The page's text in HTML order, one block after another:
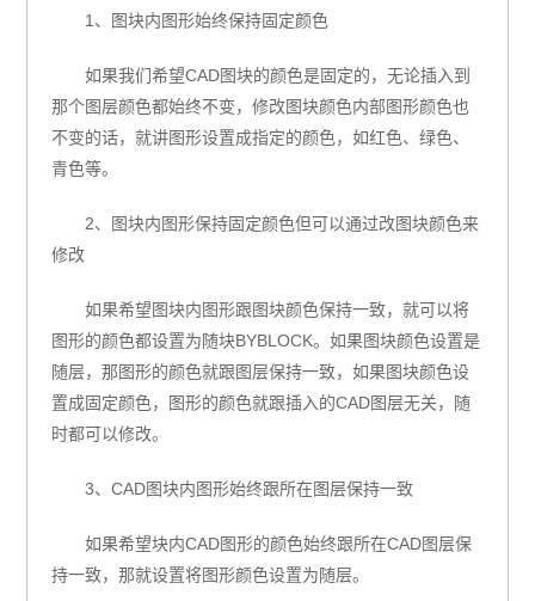
1、图块内图形始终保持固定颜色
如果我们希望CAD图块的颜色是固定的，无论插入到
那个图层颜色都始终不变，修改图块颜色内部图形颜色也
不变的话，就讲图形设置成指定的颜色，如红色、绿色、
青色等。
2、图块内图形保持固定颜色但可以通过改图块颜色来
修改
如果希望图块内图形跟图块颜色保持一致，就可以将
图形的颜色都设置为随块BYBLOCK。如果图块颜色设置是
随层，那图形的颜色就跟图层保持一致，如果图块颜色设
置成固定颜色，图形的颜色就跟插入的CAD图层无关，随
时都可以修改。
3、CAD图块内图形始终跟所在图层保持一致
如果希望块内CAD图形的颜色始终跟所在CAD图层保
持一致，那就设置将图形颜色设置为随层。